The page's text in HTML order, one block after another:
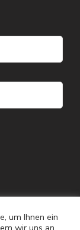
um Ihnen ein
wir uns an